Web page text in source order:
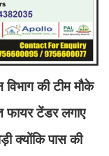
की टीम मौके
फायर टेंडर लगाए
क्योंकि पास की